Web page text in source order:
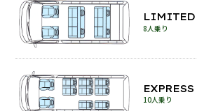
LIMITED
8人乗り
EXPRESS
10人乗り